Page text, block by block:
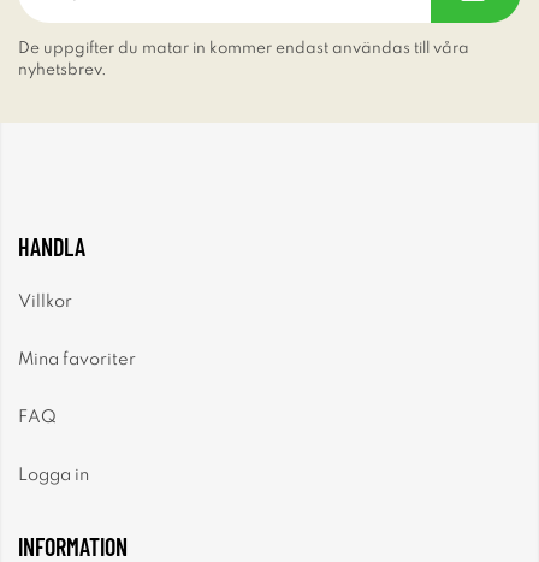
De uppgifter du matar in kommer endast användas till våra
nyhetsbrev.
HANDLA
Villkor
Mina favoriter
FAQ
Logga in
INFORMATION